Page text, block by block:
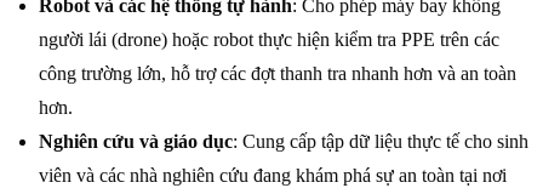
Robot và các hệ thống tự hành: Cho phép máy bay không
người lái (drone) hoặc robot thực hiện kiểm tra PPE trên các
công trường lớn, hỗ trợ các đợt thanh tra nhanh hơn và an toàn
hơn.
Nghiên cứu và giáo dục: Cung cấp tập dữ liệu thực tế cho sinh
viên và các nhà nghiên cứu đang khám phá sự an toàn tại nơi